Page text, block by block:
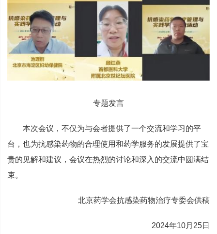
专题发言
本次会议，不仅为与会者提供了一个交流和学习的平
台，也为抗感染药物的合理使用和药学服务的发展提供了宝
贵的见解和建议，会议在热烈的讨论和深入的交流中圆满结
束。
北京药学会抗感染药物治疗专委会供稿
2024年10月25日